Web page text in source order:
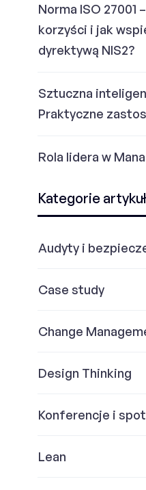
Norma ISO 27001
korzyści i jak
dyrektywą NIS2?
Sztuczna
Praktyczne
Rola lidera w
Kategorie
Audyty i
Case study
Change
Design Thinking
Konferencje i
Lean